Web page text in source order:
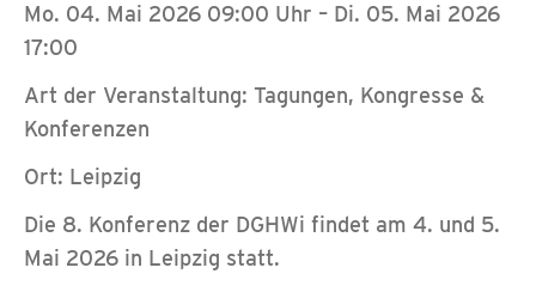
Mo. 04. Mai 2026 09:00 Uhr – Di. 05. Mai 2026
17:00
Art der Veranstaltung: Tagungen, Kongresse &
Konferenzen
Ort: Leipzig
Die 8. Konferenz der DGHWi findet am 4. und 5.
Mai 2026 in Leipzig statt.